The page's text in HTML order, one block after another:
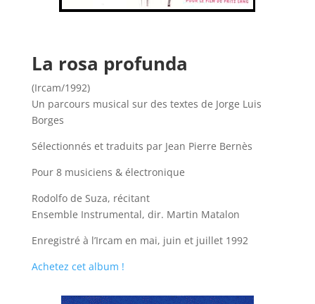
La rosa profunda
(Ircam/1992)
Un parcours musical sur des textes de Jorge Luis
Borges
Sélectionnés et traduits par Jean Pierre Bernès
Pour 8 musiciens & électronique
Rodolfo de Suza, récitant
Ensemble Instrumental, dir. Martin Matalon
Enregistré à l’Ircam en mai, juin et juillet 1992
Achetez cet album !